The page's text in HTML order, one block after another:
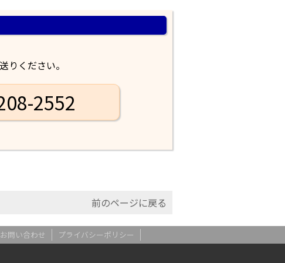
りください。
2552
前のページに戻る
お問い合わせ プライバシーポリシー